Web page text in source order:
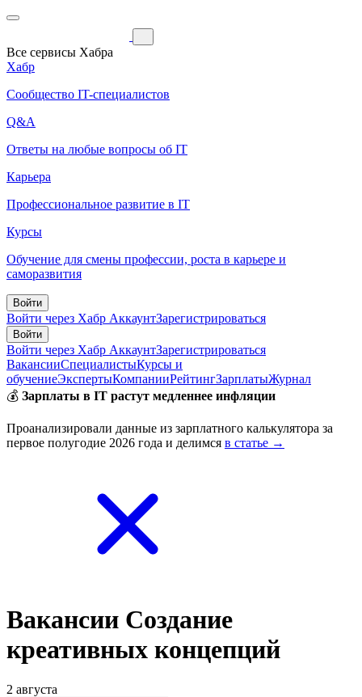
Все сервисы Хабра
Хабр
Сообщество IT-специалистов
Q&A
Ответы на любые вопросы об IT
Карьера
Профессиональное развитие в IT
Курсы
Обучение для смены профессии, роста в карьере и
саморазвития
Войти
Войти через Хабр АккаунтЗарегистрироваться
Войти
Войти через Хабр АккаунтЗарегистрироваться
ВакансииСпециалистыКурсы и
обучениеЭкспертыКомпанииРейтингЗарплатыЖурнал
💰 Зарплаты в IT растут медленнее инфляции
Проанализировали данные из зарплатного калькулятора за
первое полугодие 2026 года и делимся в статье →
Вакансии Создание
креативных концепций
2 августа